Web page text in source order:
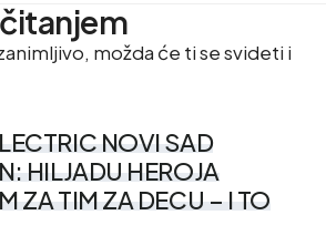
možda će ti se svideti i
NOVI SAD
HILJADU HEROJA
ZA TIM ZA DECU – I TO